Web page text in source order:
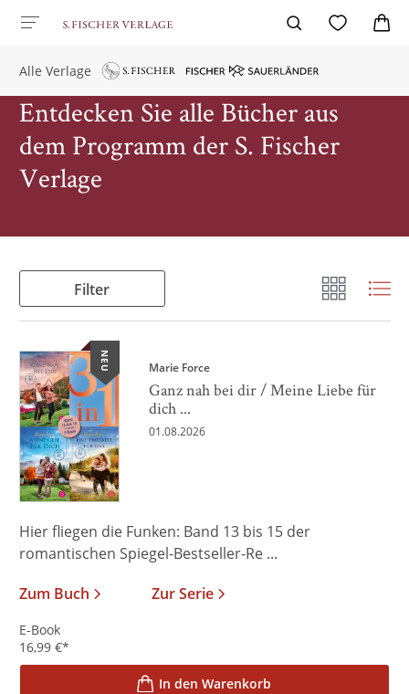
Alle Verlage
Entdecken Sie alle Bücher aus
dem Programm der S. Fischer
Verlage
Filter
NEU Marie Force
Ganz nah bei dir / Meine Liebe für
dich ...
01.08.2026
Hier fliegen die Funken: Band 13 bis 15 der
romantischen Spiegel-Bestseller-Re ...
Zum Buch
Zur Serie
E-Book
16,99 €*
In den Warenkorb